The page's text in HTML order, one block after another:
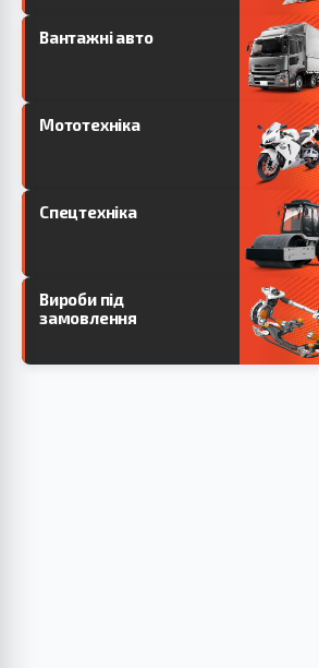
Вантажні авто
Мототехніка
Спецтехніка
Вироби під
замовлення